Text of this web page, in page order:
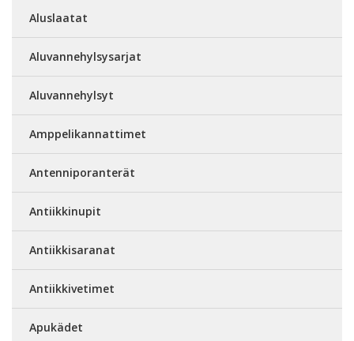
Aluslaatat
Aluvannehylsysarjat
Aluvannehylsyt
Amppelikannattimet
Antenniporanterät
Antiikkinupit
Antiikkisaranat
Antiikkivetimet
Apukädet